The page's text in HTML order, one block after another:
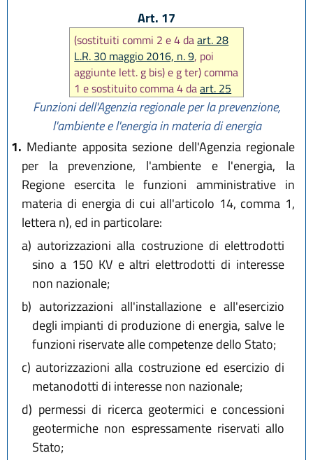
Art. 17
(sostituiti commi 2 e 4 daart. 28
L.R. 30 maggio 2016, n. 9, poi
aggiunte lett. g bis) e g ter) comma
1 e sostituito comma 4 daart. 25
L.R. 18 luglio 2017, n. 14)
Funzioni dell'Agenzia regionale per la prevenzione,
l'ambiente e l'energia in materia di energia
1. Mediante apposita sezione dell'Agenzia regionale
per la prevenzione, l'ambiente e l'energia, la
Regione esercita le funzioni amministrative in
materia di energia di cui all'articolo 14, comma 1,
lettera n), ed in particolare:
a) autorizzazioni alla costruzione di elettrodotti
sino a 150 KV e altri elettrodotti di interesse
non nazionale;
b) autorizzazioni all'installazione e all'esercizio
degli impianti di produzione di energia, salve le
funzioni riservate alle competenze dello Stato;
c) autorizzazioni alla costruzione ed esercizio di
metanodotti di interesse non nazionale;
d) permessi di ricerca geotermici e concessioni
geotermiche non espressamente riservati allo
Stato;